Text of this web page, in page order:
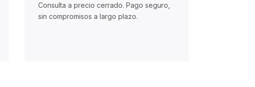
Consulta a precio cerrado. Pago seguro,
sin compromisos a largo plazo.